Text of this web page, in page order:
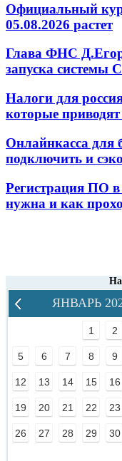
Официальный
05.08.2026 растет
Глава ФНС
запуска системы
Налоги для
которые
Онлайнкасса для
подключить и
Регистрация ПО
нужна и как
ЯНВАРЬ
1 2
5 6 7 8 9
12 13 14 15 16
19 20 21 22 23
26 27 28 29 30